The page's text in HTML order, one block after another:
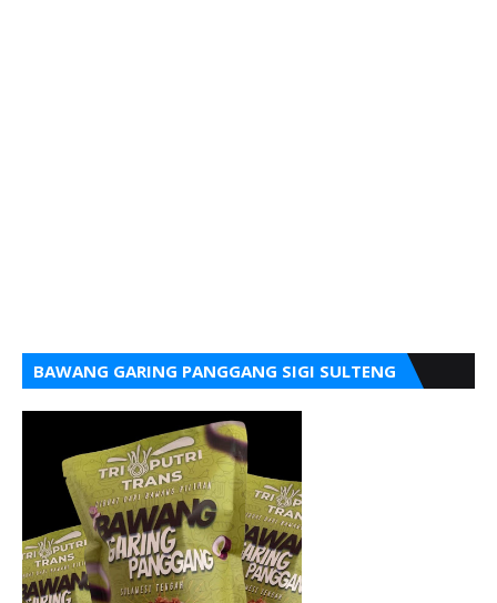
BAWANG GARING PANGGANG SIGI SULTENG